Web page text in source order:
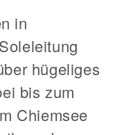
in
hügeliges
bis zum
Chiemsee